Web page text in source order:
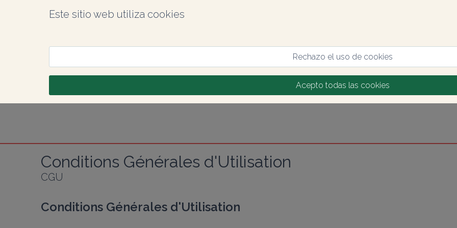
Este sitio web utiliza cookies
Rechazo el uso de cookies
Acepto todas las cookies
Conditions Générales d'Utilisation
CGU
Conditions Générales d'Utilisation